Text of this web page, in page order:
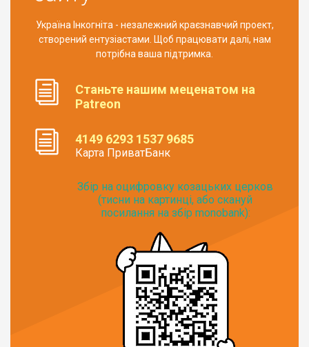
Україна Інкогніта - незалежний краєзнавчий проект,
створений ентузіастами. Щоб працювати далі, нам
потрібна ваша підтримка.
Станьте нашим меценатом на
Patreon
4149 6293 1537 9685
Карта ПриватБанк
Збір на оцифровку козацьких церков
(тисни на картинці, або скануй
посилання на збір monobank):